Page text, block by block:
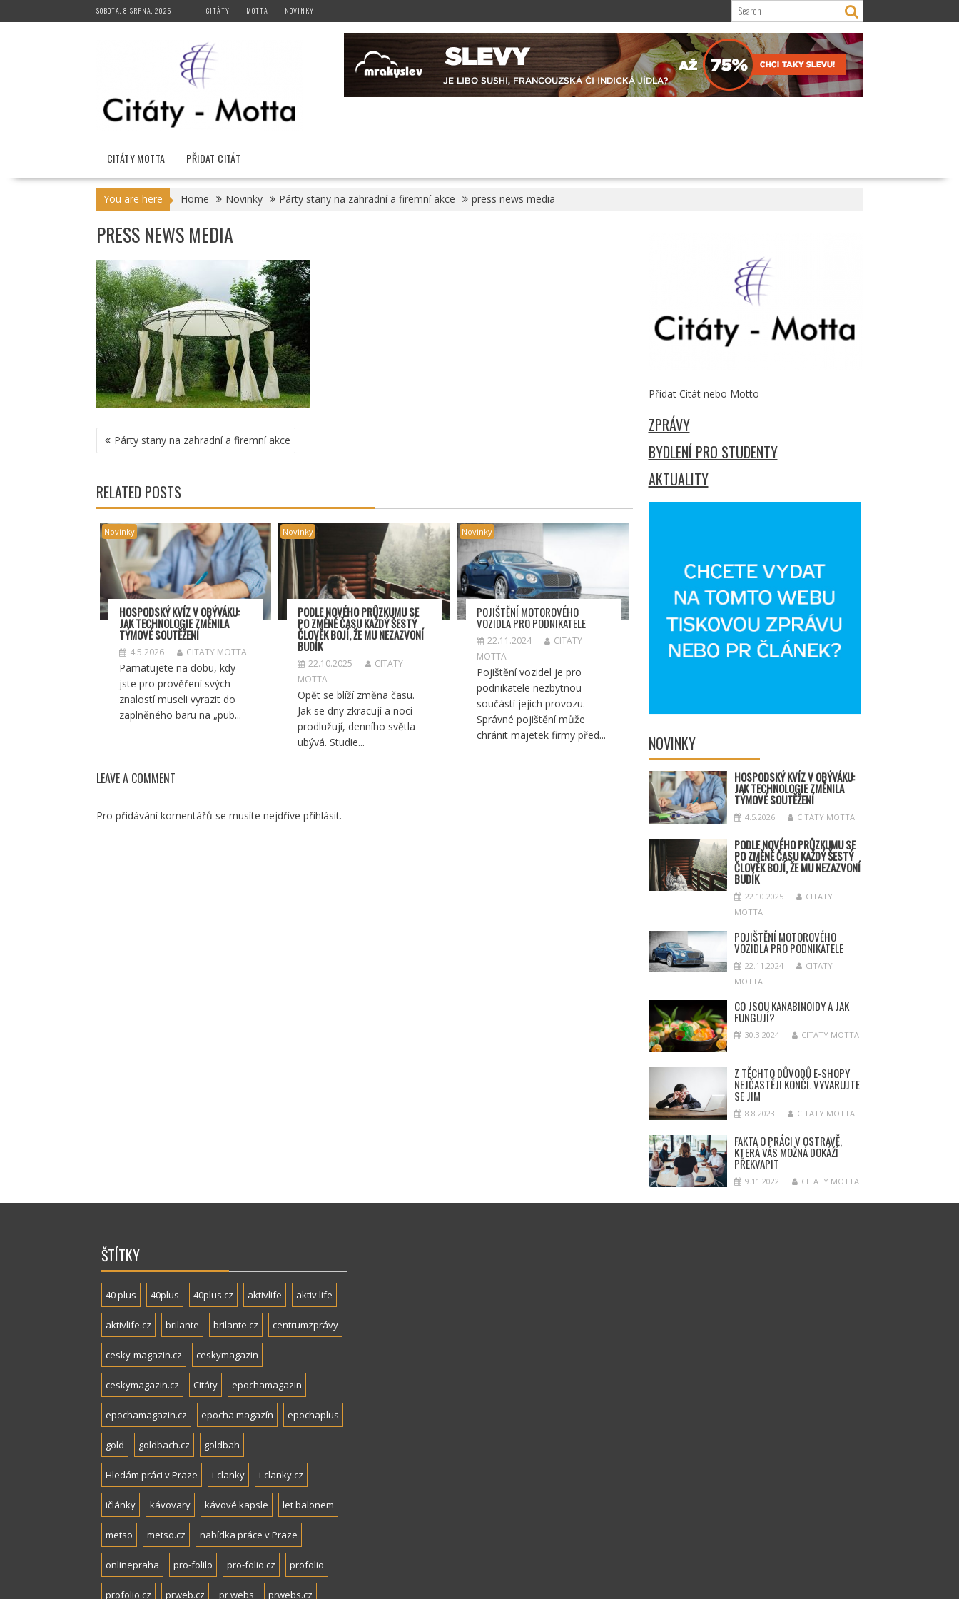
to
SOBOTA, 8 SRPNA, 2026 CITÁTY MOTTA NOVINKY
CITÁTY MOTTA PŘIDAT CITÁT
You are here Home Novinky Párty stany na zahradní a firemní akce press news media
PRESS NEWS MEDIA
NAVIGACE
PROPárty stany na zahradní a firemní akce
RELATED POSTS
Novinky
HOSPODSKÝKVÍZ V OBÝVÁKU:
JAK TECHNOLOGIE ZMĚNILA
TÝMOVÉ SOUTĚŽENÍ
4.5.2026 CITATY MOTTA
Pamatujete na dobu, kdy
jste pro prověření svých
znalostí museli vyrazit do
zaplněného baru na „pub...
Novinky
PODLE NOVÉHO PRŮZKUMU SE
PO ZMĚNĚ ČASU KAŽDÝ ŠESTÝ
ČLOVĚK BOJÍ, ŽE MU NEZAZVONÍ
BUDÍK
22.10.2025
CITATY
MOTTA
Opět se blíží změna času.
Jak se dny zkracují a noci
prodlužují, denního světla
ubývá. Studie...
Novinky
POJIŠTĚNÍ MOTOROVÉHO
VOZIDLA PRO PODNIKATELE
22.11.2024
CITATY
MOTTA
Pojištění vozidel je pro
podnikatele nezbytnou
součástí jejich provozu.
Správné pojištění může
chránit majetek firmy před...
LEAVE A COMMENT
Pro přidávání komentářů se musíte nejdříve přihlásit.
Přidat Citát nebo Motto
ZPRÁVY
BYDLENÍ PRO STUDENTY
AKTUALITY
NOVINKY
HOSPODSKÝKVÍZ V OBÝVÁKU:
JAK TECHNOLOGIE ZMĚNILA
TÝMOVÉ SOUTĚŽENÍ
4.5.2026 CITATY MOTTA
PODLE NOVÉHO PRŮZKUMU SE
PO ZMĚNĚ ČASU KAŽDÝ ŠESTÝ
ČLOVĚK BOJÍ, ŽE MU NEZAZVONÍ
BUDÍK
22.10.2025
CITATY
MOTTA
POJIŠTĚNÍ MOTOROVÉHO
VOZIDLA PRO PODNIKATELE
22.11.2024
CITATY
MOTTA
CO JSOU KANABINOIDY A JAK
FUNGUJÍ?
30.3.2024 CITATY MOTTA
Z TĚCHTO DŮVODŮ E-SHOPY
NEJČASTĚJI KONČÍ. VYVARUJTE
SE JIM
8.8.2023 CITATY MOTTA
FAKTA O PRÁCI V OSTRAVĚ,
KTERÁ VÁS MOŽNÁ DOKÁŽÍ
PŘEKVAPIT
9.11.2022 CITATY MOTTA
ŠTÍTKY
40 plus 40plus 40plus.cz aktivlife aktiv life
aktivlife.cz brilante brilante.cz centrumzprávy
cesky-magazin.cz ceskymagazin
ceskymagazin.cz Citáty epochamagazin
epochamagazin.cz epocha magazín epochaplus
gold goldbach.cz goldbah
Hledám práci v Praze i-clanky i-clanky.cz
ičlánky kávovary kávové kapsle let balonem
metso metso.cz nabídka práce v Praze
onlinepraha pro-folilo pro-folio.cz profolio
profolio.cz prweb.cz pr webs prwebs.cz